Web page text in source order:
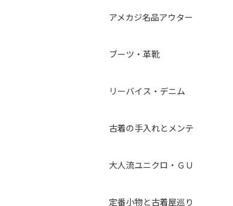
アメカジ名品アウター
ブーツ・革靴
リーバイス・デニム
古着の手入れとメンテ
大人流ユニクロ・ＧＵ
定番小物と古着屋巡り